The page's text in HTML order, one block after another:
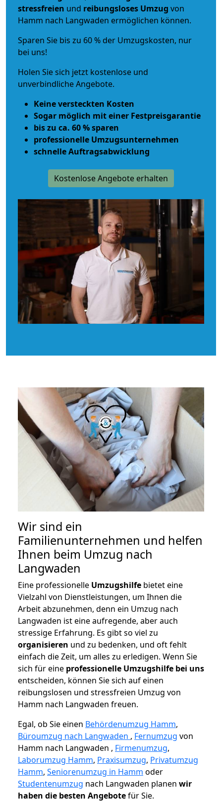
stressfreien und reibungsloses Umzug von
Hamm nach Langwaden ermöglichen können.
Sparen Sie bis zu 60 % der Umzugskosten, nur
bei uns!
Holen Sie sich jetzt kostenlose und
unverbindliche Angebote.
Keine versteckten Kosten
Sogar möglich mit einer Festpreisgarantie
bis zu ca. 60 % sparen
professionelle Umzugsunternehmen
schnelle Auftragsabwicklung
Kostenlose Angebote erhalten
Wir sind ein
Familienunternehmen und helfen
Ihnen beim Umzug nach
Langwaden
Eine professionelle Umzugshilfe bietet eine
Vielzahl von Dienstleistungen, um Ihnen die
Arbeit abzunehmen, denn ein Umzug nach
Langwaden ist eine aufregende, aber auch
stressige Erfahrung. Es gibt so viel zu
organisieren und zu bedenken, und oft fehlt
einfach die Zeit, um alles zu erledigen. Wenn Sie
sich für eine professionelle Umzugshilfe bei uns
entscheiden, können Sie sich auf einen
reibungslosen und stressfreien Umzug von
Hamm nach Langwaden freuen.
Egal, ob Sie einen Behördenumzug Hamm,
Büroumzug nach Langwaden , Fernumzug von
Hamm nach Langwaden , Firmenumzug,
Laborumzug Hamm, Praxisumzug, Privatumzug
Hamm, Seniorenumzug in Hamm oder
Studentenumzug nach Langwaden planen wir
haben die besten Angebotefür Sie.